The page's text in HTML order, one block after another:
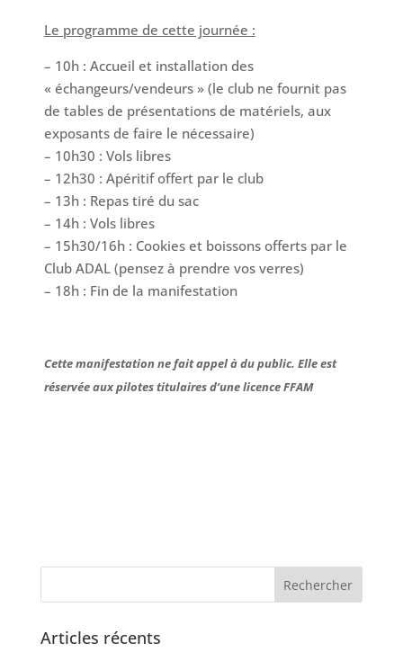
Le programme de cette journée :
– 10h : Accueil et installation des
« échangeurs/vendeurs » (le club ne fournit pas
de tables de présentations de matériels, aux
exposants de faire le nécessaire)
– 10h30 : Vols libres
– 12h30 : Apéritif offert par le club
– 13h : Repas tiré du sac
– 14h : Vols libres
– 15h30/16h : Cookies et boissons offerts par le
Club ADAL (pensez à prendre vos verres)
– 18h : Fin de la manifestation
Cette manifestation ne fait appel à du public. Elle est
réservée aux pilotes titulaires d’une licence FFAM
Articles récents